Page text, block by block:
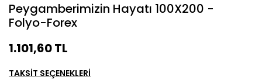
Peygamberimizin Hayatı 100X200 -
Folyo-Forex
1.101,60 TL
TAKSİT SEÇENEKLERİ